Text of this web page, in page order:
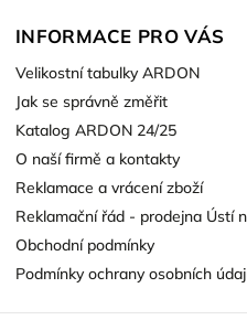
INFORMACE PRO VÁS
Velikostní tabulky ARDON
Jak se správně změřit
Katalog ARDON 24/25
O naší firmě a kontakty
Reklamace a vrácení zboží
Reklamační řád - prodejna Ústí
Obchodní podmínky
Podmínky ochrany osobních